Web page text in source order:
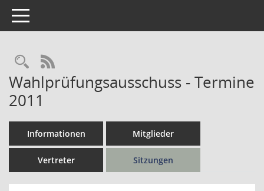
Toggle navigation
Rechercheauswahl
RSS-Feed
Wahlprüfungsausschuss - Termine
2011
Informationen Mitglieder
Vertreter Sitzungen